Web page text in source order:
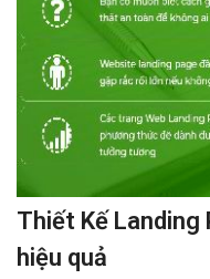
Thiết Kế
hiệu quả